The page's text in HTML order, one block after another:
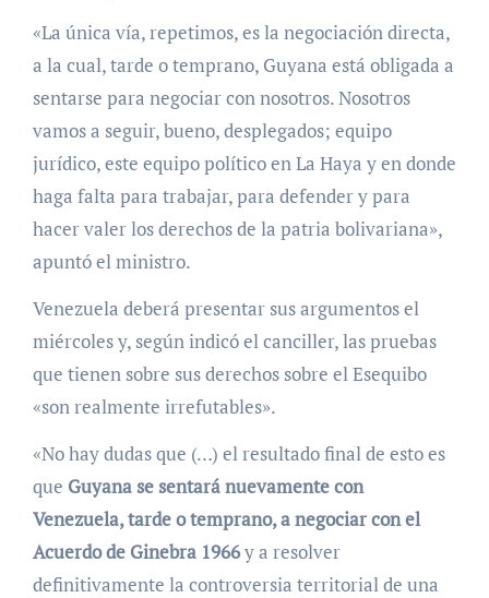
«La única vía, repetimos, es la negociación directa,
a la cual, tarde o temprano, Guyana está obligada a
sentarse para negociar con nosotros. Nosotros
vamos a seguir, bueno, desplegados; equipo
jurídico, este equipo político en La Haya y en donde
haga falta para trabajar, para defender y para
hacer valer los derechos de la patria bolivariana»,
apuntó el ministro.
Venezuela deberá presentar sus argumentos el
miércoles y, según indicó el canciller, las pruebas
que tienen sobre sus derechos sobre el Esequibo
«son realmente irrefutables».
«No hay dudas que (…) el resultado final de esto es
que Guyana se sentará nuevamente con
Venezuela, tarde o temprano, a negociar con el
Acuerdo de Ginebra 1966y a resolver
definitivamente la controversia territorial de una